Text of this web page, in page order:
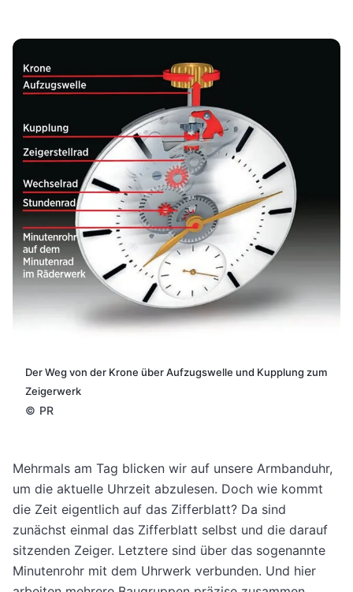
Der Weg von der Krone über Aufzugswelle und Kupplung zum
Zeigerwerk
© PR
Mehrmals am Tag blicken wir auf unsere Armbanduhr,
um die aktuelle Uhrzeit abzulesen. Doch wie kommt
die Zeit eigentlich auf das Zifferblatt? Da sind
zunächst einmal das Zifferblatt selbst und die darauf
sitzenden Zeiger. Letztere sind über das sogenannte
Minutenrohr mit dem Uhrwerk verbunden. Und hier